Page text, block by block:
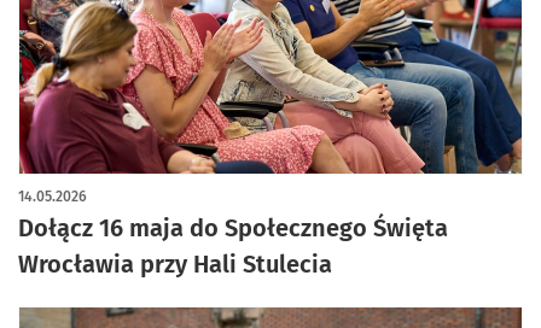
Dołącz 16 maja do Społecznego Święta
Wrocławia przy Hali Stulecia
14.05.2026